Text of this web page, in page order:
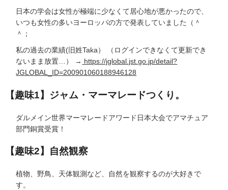
日本の学会は女性が極端に少なくて居心地が悪かったので、
いつも女性の多いヨーロッパの方で発表していました（＾
＾；
私の過去の業績(旧姓Taka） （ログインできなくて更新でき
ないまま放置…） → https://jglobal.jst.go.jp/detail?
JGLOBAL_ID=200901060188946128
【趣味1】ジャム・マーマレードつくり。
ダルメイン世界マーマレードアワード日本大会でアマチュア
部門銅賞受賞！
【趣味2】自然観察
植物、野鳥、天体観測など、自然を観察するのが大好きで
す。